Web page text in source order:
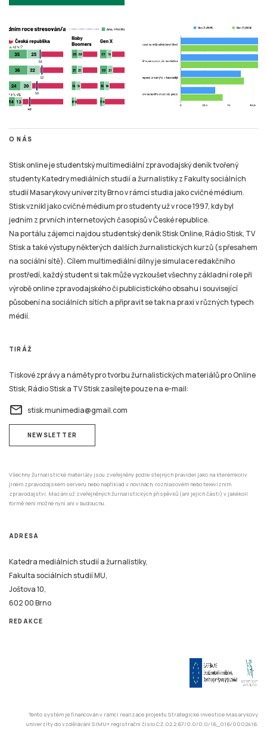
O NÁS
Stisk online je studentský multimediální zpravodajský deník tvořený
studenty Katedry mediálních studií a žurnalistiky z Fakulty sociálních
studií Masarykovy univerzity Brno v rámci studia jako cvičné médium.
Stisk vznikl jako cvičné médium pro studenty už v roce 1997, kdy byl
jedním z prvních internetových časopisů v České republice.
Na portálu zájemci najdou studentský deník Stisk Online, Rádio Stisk, TV
Stisk a také výstupy některých dalších žurnalistických kurzů (s přesahem
na sociální sítě). Cílem multimediální dílny je simulace redakčního
prostředí, každý student si tak může vyzkoušet všechny základní role při
výrobě online zpravodajského či publicistického obsahu i související
působení na sociálních sítích a připravit se tak na praxi v různých typech
médií.
TIRÁŽ
Tiskové zprávy a náměty pro tvorbu žurnalistických materiálů pro Online
Stisk, Rádio Stisk a TV Stisk zasílejte pouze na e-mail:
email stisk.munimedia@gmail.com
NEWSLETTER
Všechny žurnalistické materiály jsou zveřejněny podle stejných pravidel jako na kterémkoliv
jiném zpravodajském serveru nebo například v novinách, rozhlasovém nebo televizním
zpravodajství. Mazání už zveřejněných žurnalistických příspěvků (ani jejich částí) v jakékoli
formě není možné nyní ani v budoucnu.
ADRESA
Katedra mediálních studií a žurnalistiky,
Fakulta sociálních studií MU,
Joštova 10,
602 00 Brno
REDAKCE
Tento systém je financován v rámci realizace projektu Strategické investice Masarykovy
univerzity do vzdělávání SIMU+ registrační číslo CZ.02.2.67/0.0/0.0/16_016/0002416.